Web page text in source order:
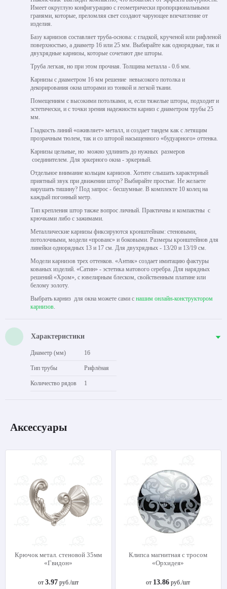
Имеет округлую конфигурацию с геометрически пропорциональными
гранями, которые, преломляя свет создают чарующее впечатление от
изделия.
Базу карнизов составляет труба-основа: с гладкой, крученой или рифленой
поверхностью, а диаметр 16 или 25 мм. Выбирайте как однорядные, так и
двухрядные карнизы, которые сочетают две шторы.
Труба легкая, но при этом прочная. Толщина металла - 0.6 мм.
Карнизы с диаметром 16 мм решение невысокого потолка и
декорирования окна шторами из тонкой и легкой ткани.
Помещениям с высокими потолками, и, если тяжелые шторы, подходит и
эстетически, и с точки зрения надежности карниз с диаметром трубы 25
мм.
Гладкость линий «оживляет» металл, и создает тандем как с летящим
прозрачным тюлем, так и со шторой насыщенного «будуарного» оттенка.
Карнизы цельные, но можно удлинить до нужных размеров
соединителем. Для эркерного окна - эркерный.
Отдельное внимание кольцам карнизов. Хотите слышать характерный
приятный звук при движении штор? Выбирайте простые. Не желаете
нарушать тишину? Под запрос - бесшумные. В комплекте 10 колец на
каждый погонный метр.
Тип крепления штор также вопрос личный. Практичны и компактны с
крючками либо с зажимами.
Металлические карнизы фиксируются кронштейнам: стеновыми,
потолочными, модели «прованс» и боковыми. Размеры кронштейнов для
линейки однорядных 13 и 17 см. Для двухрядных - 13/20 и 13/19 см.
Модели карнизов трех оттенков. «Антик» создает имитацию фактуры
кованых изделий. «Сатин» - эстетика матового серебра. Для нарядных
решений «Хром», с ювелирным блеском, свойственным платине или
белому золоту.
Выбрать карниз для окна можете сами с нашим онлайн-конструктором
карнизов.
Характеристики
Диаметр (мм) 16
Тип трубы Рифлёная
Количество рядов 1
Аксессуары
Крючок метал. стеновой 35мм
«Гвидон»
от3.97 руб./шт
Клипса магнитная с тросом
«Орхидея»
от 13.86 руб./шт